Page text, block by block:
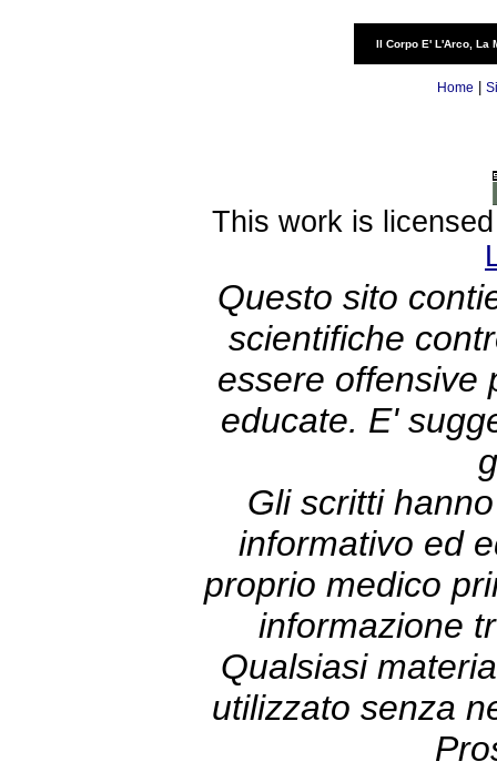
Il Corpo E' L'Arco, La
Home
This work is
Questo sito
scientifiche
essere offensive
educate. E'
Gli scritti
informativo ed
proprio medico
informazione
Qualsiasi
utilizzato senza